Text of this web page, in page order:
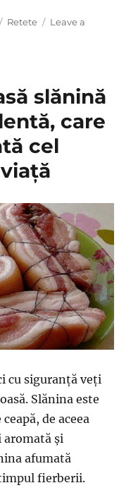
Categories
Retete
Leave a
slănină
care
cel
cu siguranță veți
Slănina este
de aceea
aromată și
afumată
fierberii.